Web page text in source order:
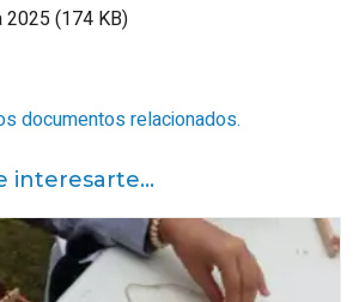
2025 (174 KB)
documentos relacionados.
interesarte...